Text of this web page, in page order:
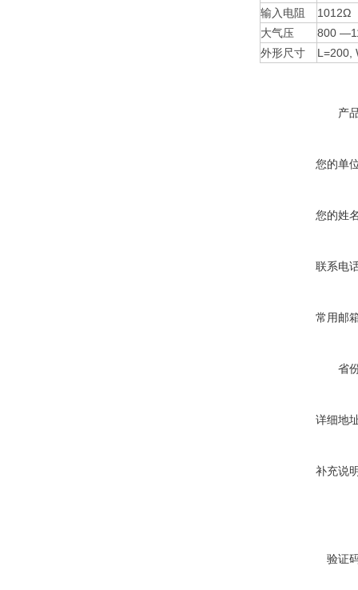
输入电阻
1012Ω
大气压
800
外形尺寸
L=200,
产
您的单
您的姓
联系电
常用邮
省
详细地
补充说
验证